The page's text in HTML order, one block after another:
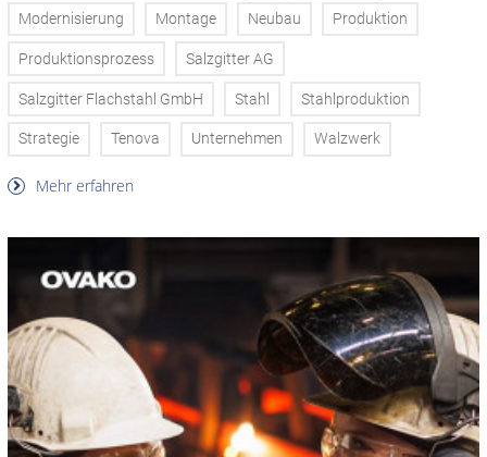
Modernisierung Montage Neubau Produktion
Produktionsprozess Salzgitter AG
Salzgitter Flachstahl GmbH Stahl Stahlproduktion
Strategie Tenova Unternehmen Walzwerk
Mehr erfahren